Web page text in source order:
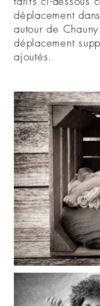
déplacement
autour de
déplacement
ajoutés.